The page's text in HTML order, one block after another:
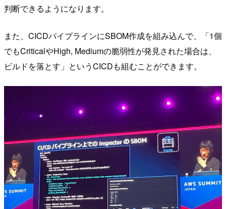
判断できるようになります。
また、CICDパイプラインにSBOM作成を組み込んで、「1個
でもCriticalやHigh, Mediumの脆弱性が発見された場合は、
ビルドを落とす」というCICDも組むことができます。